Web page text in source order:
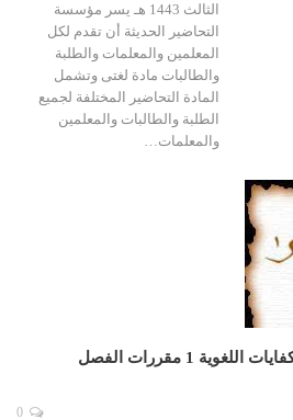
الثالث 1443 هـ يسر مؤسسة
التحاضير الحديثة أن تقدم لكل
المعلمين والمعلمات والطلبة
والطالبات مادة لغتى وتشمل
المادة التحاضير المختلفة لجميع
الطلبة والطالبات والمعلمين
والمعلمات…
تحضير فواز الحربي مادة الكفايات اللغوية 1 مقررات الفصل